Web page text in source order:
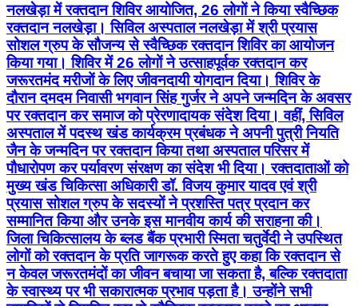
नलखेड़ा में रक्तदान शिविर आयोजित, 26 लोगों ने किया स्वैच्छिक
रक्तदान नलखेड़ा। सिविल अस्पताल नलखेड़ा में श्री प्रयास
सोशल ग्रुप के सौजन्य से स्वैच्छिक रक्तदान शिविर का आयोजन
किया गया। शिविर में 26 लोगों ने उत्साहपूर्वक रक्तदान कर
जरूरतमंद मरीजों के लिए जीवनदायी योगदान दिया। शिविर के
दौरान दमदम निवासी भगवान सिंह गुर्जर ने अपने जन्मदिन के अवसर
पर रक्तदान कर समाज को प्रेरणादायक संदेश दिया। वहीं, सिविल
अस्पताल में पदस्थ खंड कार्यक्रम प्रबंधक ने अपनी पुत्री नियति
जैन के जन्मदिन पर रक्तदान किया तथा अस्पताल परिसर में
पौधारोपण कर पर्यावरण संरक्षण का संदेश भी दिया। रक्तदाताओं को
मुख्य खंड चिकित्सा अधिकारी डॉ. विजय कुमार यादव एवं श्री
प्रयास सोशल ग्रुप के सदस्यों ने प्रशस्ति पत्र प्रदान कर
सम्मानित किया और उनके इस मानवीय कार्य की सराहना की।
जिला चिकित्सालय के ब्लड बैंक प्रभारी स्मिता चतुर्वेदी ने उपस्थित
लोगों को रक्तदान के प्रति जागरूक करते हुए कहा कि रक्तदान से
न केवल जरूरतमंदों का जीवन बचाया जा सकता है, बल्कि रक्तदाता
के स्वास्थ्य पर भी सकारात्मक प्रभाव पड़ता है। उन्होंने सभी